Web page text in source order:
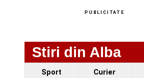
PUBLICITATE
Stiri din Alba
Sport Curier